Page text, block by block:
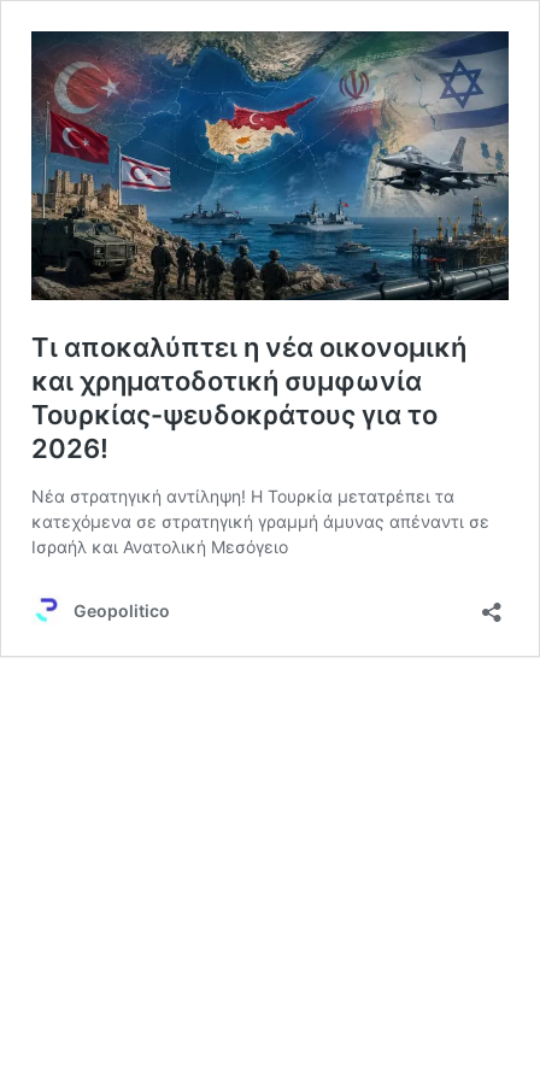
Τι αποκαλύπτει η νέα οικονομική
και χρηματοδοτική συμφωνία
Τουρκίας-ψευδοκράτους για το
2026!
Νέα στρατηγική αντίληψη! Η Τουρκία μετατρέπει τα
κατεχόμενα σε στρατηγική γραμμή άμυνας απέναντι σε
Ισραήλ και Ανατολική Μεσόγειο
Geopolitico